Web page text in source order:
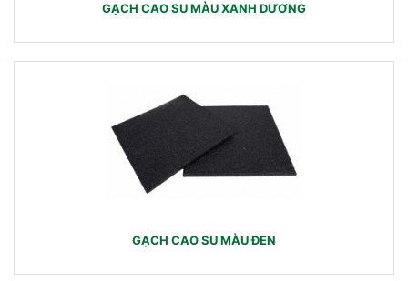
GẠCH CAO SU MÀU XANH DƯƠNG
GẠCH CAO SU MÀU ĐEN